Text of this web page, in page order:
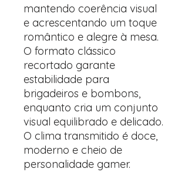
mantendo coerência visual
e acrescentando um toque
romântico e alegre à mesa.
O formato clássico
recortado garante
estabilidade para
brigadeiros e bombons,
enquanto cria um conjunto
visual equilibrado e delicado.
O clima transmitido é doce,
moderno e cheio de
personalidade gamer.